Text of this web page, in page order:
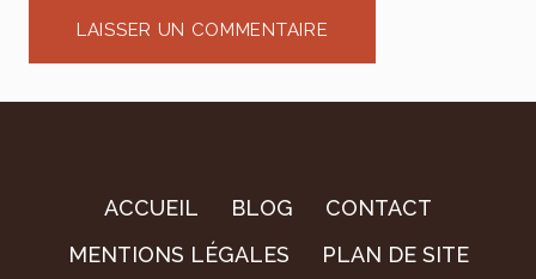
ACCUEIL BLOG
CONTACT
MENTIONS LÉGALES
PLAN DE SITE